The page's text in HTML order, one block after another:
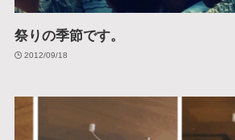
祭りの季節です。
2012/09/18